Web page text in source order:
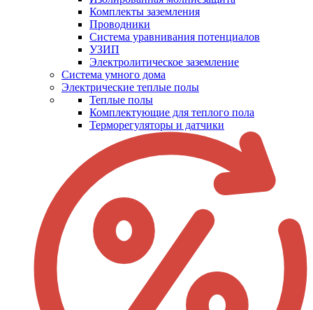
Комплекты заземления
Проводники
Система уравнивания потенциалов
УЗИП
Электролитическое заземление
Система умного дома
Электрические теплые полы
Теплые полы
Комплектующие для теплого пола
Терморегуляторы и датчики